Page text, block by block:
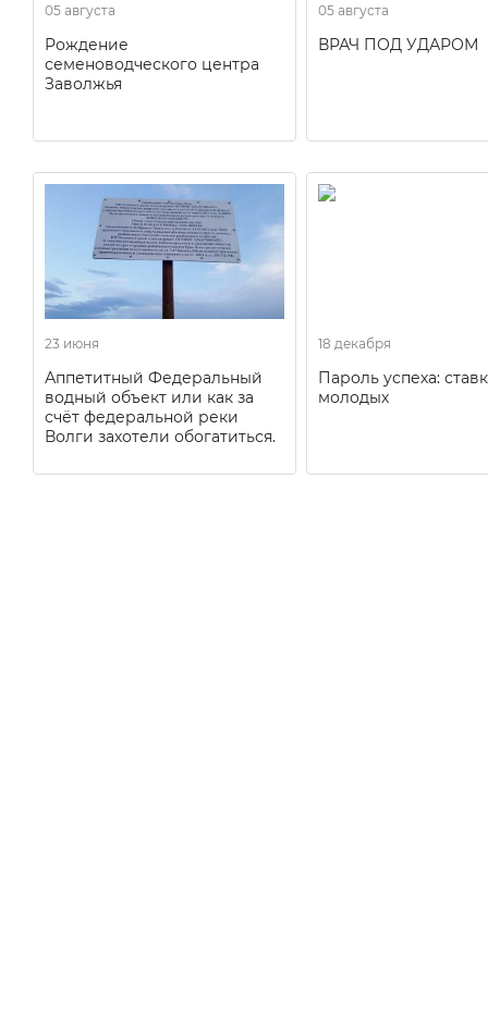
05 августа
Рождение
семеноводческого центра
Заволжья
05 августа
ВРАЧ ПОД УДАРОМ
23 июня
Аппетитный Федеральный
водный объект или как за
счёт федеральной реки
Волги захотели обогатиться.
18 декабря
Пароль успеха:
молодых